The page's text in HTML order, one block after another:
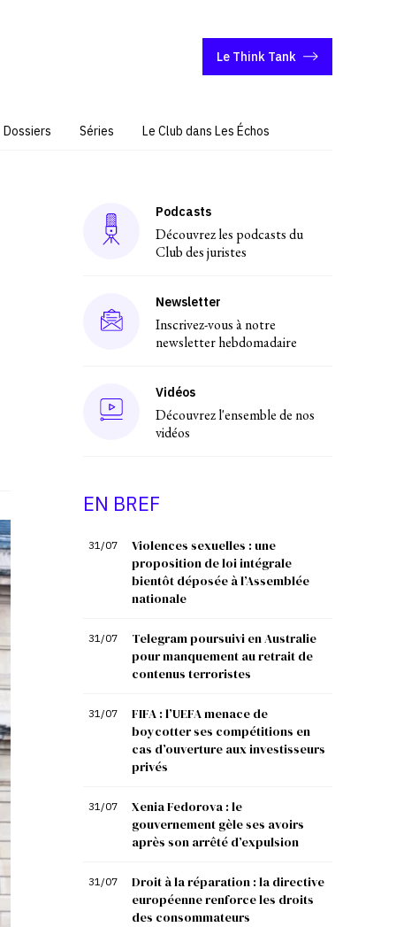
Le Think Tank
Dossiers Séries Le Club dans Les Échos
Podcasts
Découvrez les podcasts du
Club des juristes
Newsletter
Inscrivez-vous à notre
newsletter hebdomadaire
Vidéos
Découvrez l'ensemble de nos
vidéos
EN BREF
31/07
Violences sexuelles : une
proposition de loi intégrale
bientôt déposée à l’Assemblée
nationale
31/07
Telegram poursuivi en Australie
pour manquement au retrait de
contenus terroristes
31/07
FIFA : l’UEFA menace de
boycotter ses compétitions en
cas d’ouverture aux investisseurs
privés
31/07
Xenia Fedorova : le
gouvernement gèle ses avoirs
après son arrêté d’expulsion
31/07
Droit à la réparation : la directive
européenne renforce les droits
des consommateurs